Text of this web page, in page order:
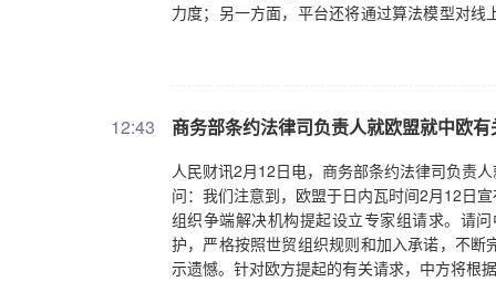
力度；另一方面，平台还将通过算法模型对
图片等进行拦截，并依据风险高低和违规情
进行抽检鉴定，对于鉴定为假货的商品，按
拓展了知识产权侵权投诉专属渠道，对权利
投诉数十万件，极大保障了食品商家的知产
发布的《直播电商监督管理办法》正式施行
中，平台将在食品品类、商品指标、直播内
台还将持续完善食品数据库的精细化建设，
12:43 商务部条约法律司负责人就欧盟就中欧
人民财讯2月12日电，商务部条约法律司负责
问：我们注意到，欧盟于日内瓦时间2月12日
组织争端解决机构提起设立专家组请求。请
护，严格按照世贸组织规则和加入承诺，不
示遗憾。针对欧方提起的有关请求，中方将根